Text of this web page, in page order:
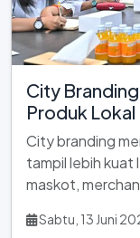
City
Produk Lokal
City branding
tampil lebih kuat
maskot,
Sabtu, 13 Juni